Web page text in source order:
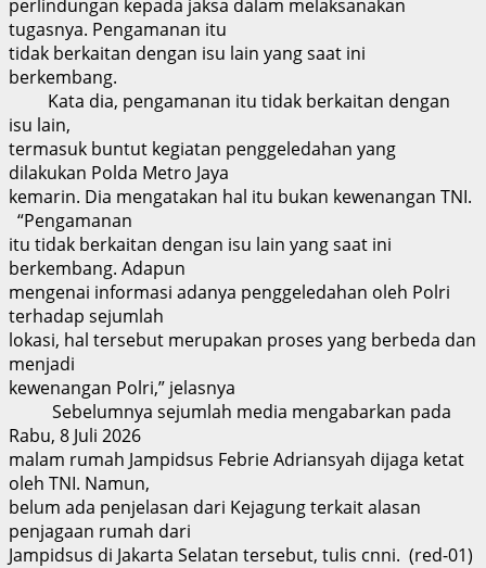
perlindungan kepada jaksa dalam melaksanakan
tugasnya. Pengamanan itu
tidak berkaitan dengan isu lain yang saat ini
berkembang.
Kata dia, pengamanan itu tidak berkaitan dengan
isu lain,
termasuk buntut kegiatan penggeledahan yang
dilakukan Polda Metro Jaya
kemarin. Dia mengatakan hal itu bukan kewenangan TNI.
“Pengamanan
itu tidak berkaitan dengan isu lain yang saat ini
berkembang. Adapun
mengenai informasi adanya penggeledahan oleh Polri
terhadap sejumlah
lokasi, hal tersebut merupakan proses yang berbeda dan
menjadi
kewenangan Polri,” jelasnya
Sebelumnya sejumlah media mengabarkan pada
Rabu, 8 Juli 2026
malam rumah Jampidsus Febrie Adriansyah dijaga ketat
oleh TNI. Namun,
belum ada penjelasan dari Kejagung terkait alasan
penjagaan rumah dari
Jampidsus di Jakarta Selatan tersebut, tulis cnni. (red-01)